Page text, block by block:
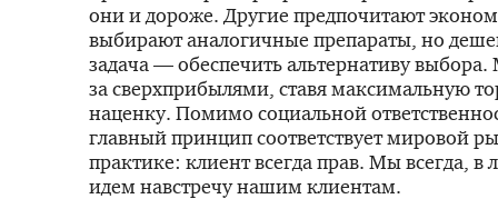
они и дороже. Другие предпочитают
выбирают аналогичные препараты, но
задача — обеспечить альтернативу
за сверхприбылями, ставя максимальную
наценку. Помимо социальной
главный принцип соответствует мировой
практике: клиент всегда прав. Мы всегда, в
идем навстречу нашим клиентам.